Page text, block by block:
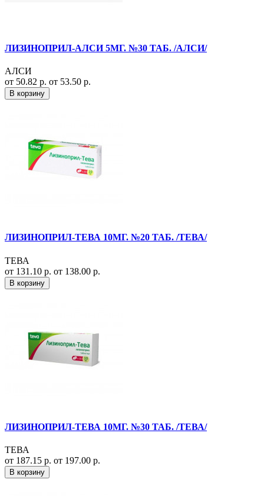
ЛИЗИНОПРИЛ-АЛСИ 5МГ. №30 ТАБ. /АЛСИ/
АЛСИ
от 50.82 р. от 53.50 р.
В корзину
ЛИЗИНОПРИЛ-ТЕВА 10МГ. №20 ТАБ. /ТЕВА/
ТЕВА
от 131.10 р. от 138.00 р.
В корзину
ЛИЗИНОПРИЛ-ТЕВА 10МГ. №30 ТАБ. /ТЕВА/
ТЕВА
от 187.15 р. от 197.00 р.
В корзину